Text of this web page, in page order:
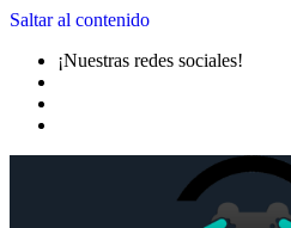
Saltar al contenido
¡Nuestras redes sociales!